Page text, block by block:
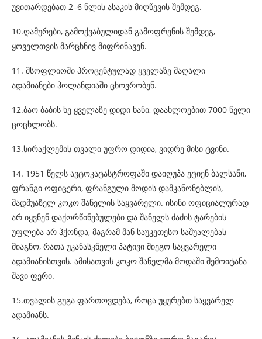
უვითარდებათ 2–6 წლის ასაკის მიღწევის შემდეგ.
10.ღამურები, გამოქვაბულიდან გამოფრენის შემდეგ,
ყოველთვის მარცხნივ მიფრინავენ.
11. მსოფლიოში პროცენტულად ყველაზე მაღალი
ადამიანები ჰოლანდიაში ცხოვრობენ.
12.ბაო ბაბის ხე ყველაზე დიდი ხანი, დაახლოებით 7000 წელი
ცოცხლობს.
13.სირაქლემის თვალი უფრო დიდია, ვიდრე მისი ტვინი.
14. 1951 წელს ავტოკატასტროფაში დაიღუპა ეტიენ ბალსანი,
ფრანგი ოფიცერი, ფრანგული მოდის დამკანონებლის,
მადმუაზელ კოკო შანელის საყვარელი. ისინი ოფიციალურად
არ იყვნენ დაქორწინებულები და შანელს ძაძის ტარების
უფლება არ ჰქონდა, მაგრამ მან საუკეთესო საშუალებას
მიაგნო, რათა უკანასკნელი პატივი მიეგო საყვარელი
ადამიანისთვის. ამისათვის კოკო შანელმა მოდაში შემოიტანა
შავი ფერი.
15.თვალის გუგა ფართოვდება, როცა უყურებთ საყვარელ
ადამიანს.